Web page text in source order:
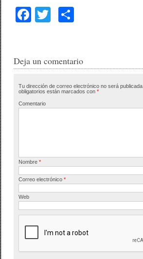
F
e
o
o
er p
tir
Deja un comentario
Tu dirección de correo electrónico no será publicada.
obligatorios están marcados con*
Comentario
Nombre*
Correo electrónico*
Web